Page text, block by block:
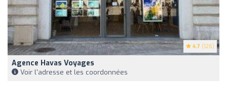
4.7 (126)
Agence Havas Voyages
Voir l'adresse et les coordonnées